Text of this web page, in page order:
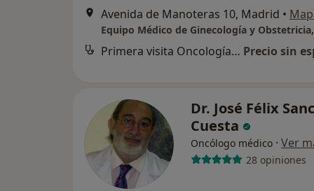
Avenida de Manoteras 10, Madrid •
Equipo Médico de Ginecología y
Primera visita Oncología Médica Precio sin
Dr. José Félix
Cuesta
Oncólogo médico · Ver
28 opiniones